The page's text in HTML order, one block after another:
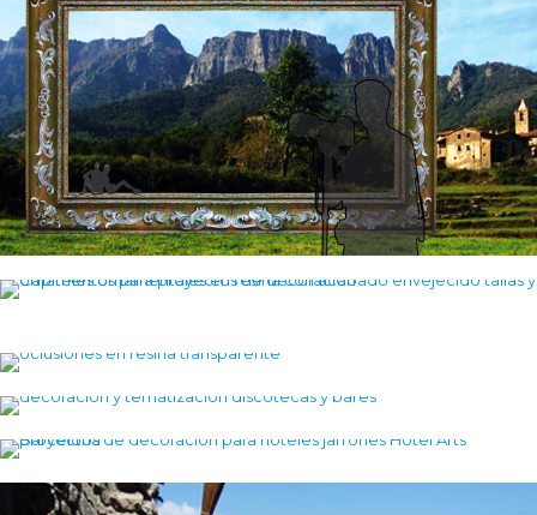
Escultura en resina de gran formato:
Marcnostrum
decoración de locales comerciales y hoteles
discotecas
Proyectos de decoración para hoteles